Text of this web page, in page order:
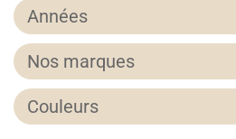
Années
Nos marques
Couleurs